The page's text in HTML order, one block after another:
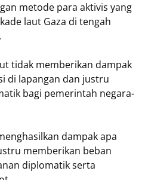
metode para aktivis yang
laut Gaza di tengah
tidak memberikan dampak
di lapangan dan justru
bagi pemerintah negara-
dampak apa
memberikan beban
diplomatik serta